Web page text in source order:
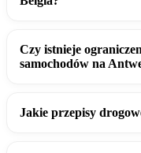
Czy istnieje
samochodów na
Jakie przepisy